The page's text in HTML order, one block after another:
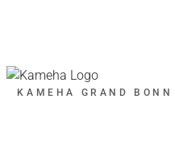
KAMEHA GRAND BONN